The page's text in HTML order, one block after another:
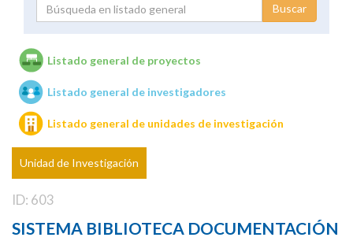
Unidades de investigación
Listado general de proyectos
Listado general de investigadores
Listado general de unidades de investigación
Unidad de Investigación
ID: 603
SISTEMA BIBLIOTECA DOCUMENTACIÓN